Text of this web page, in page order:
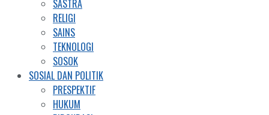
SASTRA
RELIGI
SAINS
TEKNOLOGI
SOSOK
SOSIAL DAN POLITIK
PRESPEKTIF
HUKUM